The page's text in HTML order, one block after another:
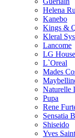
Helena
Kanebo
Kings &
Kleral
Lancome
LG
L`Oreal
Mades
Naturelle
Pupa
Rene
Sensatia
Shiseido
Yves